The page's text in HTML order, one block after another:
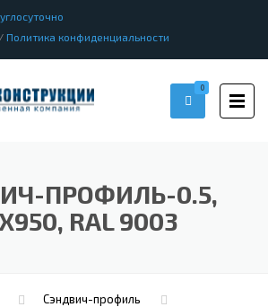
/ Политика конфиденциальности
0
ПРОФИЛЬ-0.5,
RAL 9003
Сэндвич-профиль